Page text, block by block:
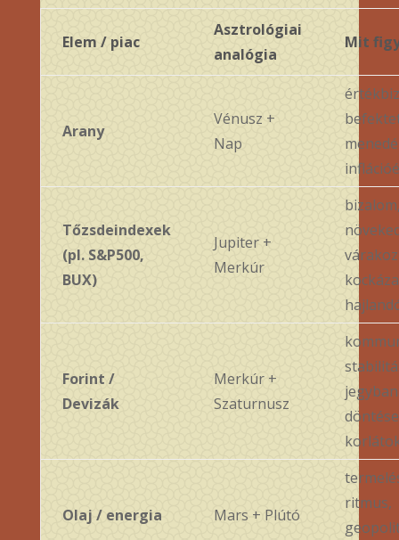
Elem / piac
Asztrológiai
analógia
Mit
Arany
Vénusz +
Nap
Tőzsdeindexek
(pl. S&P500,
BUX)
Jupiter +
Merkúr
Forint /
Devizák
Merkúr +
Szaturnusz
Olaj / energia Mars + Plútó
ritmus,